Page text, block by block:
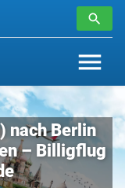
nach Berlin
– Billigflug